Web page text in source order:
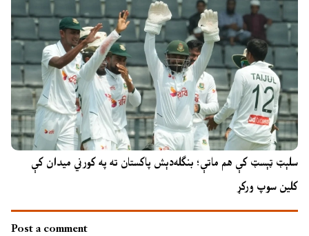
سلېټ ټېسټ کې هم ماتې؛ بنګله‌دېش پاکستان ته په کورني میدان کې
کلین سوپ ورکړ
Post a comment